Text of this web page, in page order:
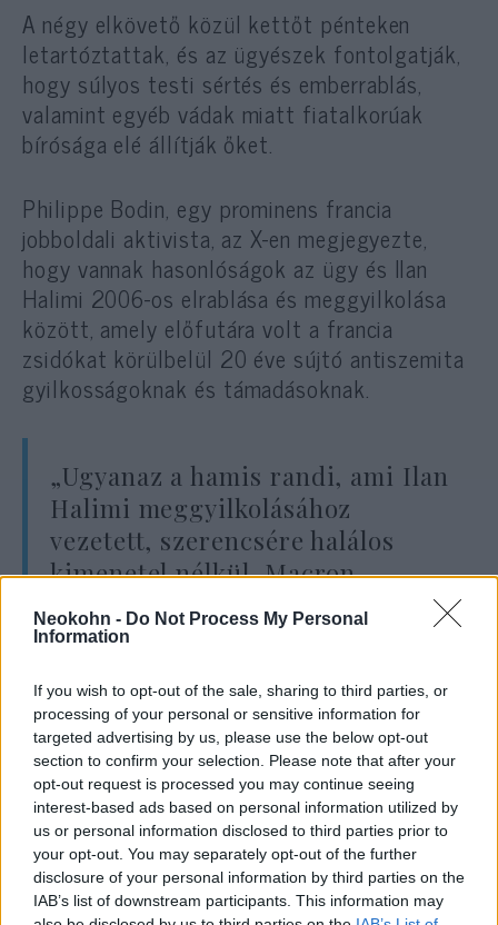
Neokohn - Do Not Process My Personal
Information
If you wish to opt-out of the sale, sharing to third parties, or
processing of your personal or sensitive information for
targeted advertising by us, please use the below opt-out
section to confirm your selection. Please note that after your
opt-out request is processed you may continue seeing
interest-based ads based on personal information utilized by
us or personal information disclosed to third parties prior to
your opt-out. You may separately opt-out of the further
disclosure of your personal information by third parties on the
IAB’s list of downstream participants. This information may
A négy elkövető közül kettőt pénteken
letartóztattak, és az ügyészek fontolgatják,
hogy súlyos testi sértés és emberrablás,
valamint egyéb vádak miatt fiatalkorúak
bírósága elé állítják őket.
Philippe Bodin, egy prominens francia
jobboldali aktivista, az X-en megjegyezte,
hogy vannak hasonlóságok az ügy és Ilan
Halimi 2006-os elrablása és meggyilkolása
között, amely előfutára volt a francia
zsidókat körülbelül 20 éve sújtó antiszemita
gyilkosságoknak és támadásoknak.
„Ugyanaz a hamis randi, ami Ilan
Halimi meggyilkolásához
vezetett, szerencsére halálos
kimenetel nélkül. Macron
Franciaországa, fehérgyűlölő és
antiszemita”
– írta Bodin az X-en.
Szomorú rekord: Egy héten belül
kétszer (!) támadtak meg egy francia
rabbit